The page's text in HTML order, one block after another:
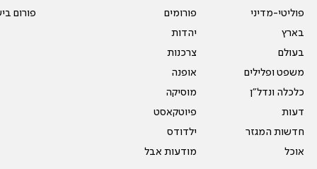
פוליטי-מדיני
בארץ
בעולם
משפט ופלילים
כלכלה ונדל"ן
דעות
חדשות המגזר
אוכל
פורומים
יהדות
צרכנות
אופנה
מוסיקה
פיוטקאסט
ילדודס
מודעות אבל
פורום